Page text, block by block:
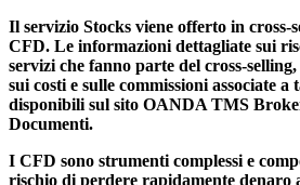
Il servizio Stocks viene offerto in cross-
CFD. Le informazioni dettagliate sui
servizi che fanno parte del cross-
sui costi e sulle commissioni associate a
disponibili sul sito OANDA TMS
Documenti.
I CFD sono strumenti complessi e
rischio di perdere rapidamente denaro